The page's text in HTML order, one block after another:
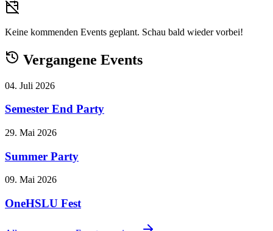
Keine kommenden Events geplant. Schau bald wieder vorbei!
Vergangene Events
04. Juli 2026
Semester End Party
29. Mai 2026
Summer Party
09. Mai 2026
OneHSLU Fest